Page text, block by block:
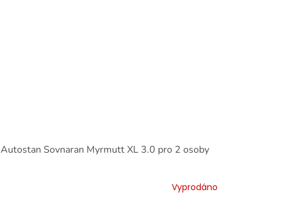
Autostan Sovnaran Myrmutt XL 3.0 pro 2 osoby
Vyprodáno